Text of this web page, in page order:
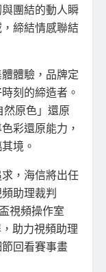
團結的動人瞬
締結情感聯結
體驗，品牌定
刻的締造者。
原色」還原
彩還原能力，
境。
，海信將出任
助理裁判
視頻操作室
助力視頻助理
回看賽事畫